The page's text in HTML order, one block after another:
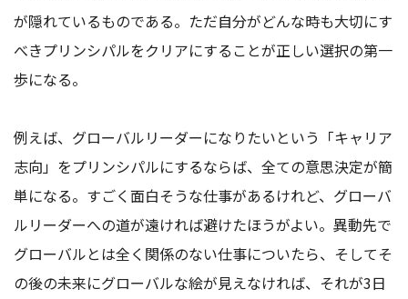
が隠れているものである。ただ自分がどんな時も大切にす
べきプリンシパルをクリアにすることが正しい選択の第一
歩になる。
例えば、グローバルリーダーになりたいという「キャリア
志向」をプリンシパルにするならば、全ての意思決定が簡
単になる。すごく面白そうな仕事があるけれど、グローバ
ルリーダーへの道が遠ければ避けたほうがよい。異動先で
グローバルとは全く関係のない仕事についたら、そしてそ
の後の未来にグローバルな絵が見えなければ、それが3日